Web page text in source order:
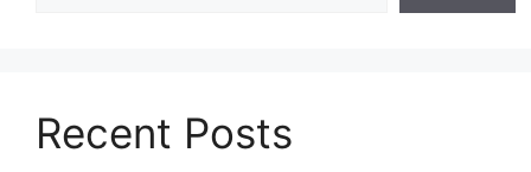
Recent Posts